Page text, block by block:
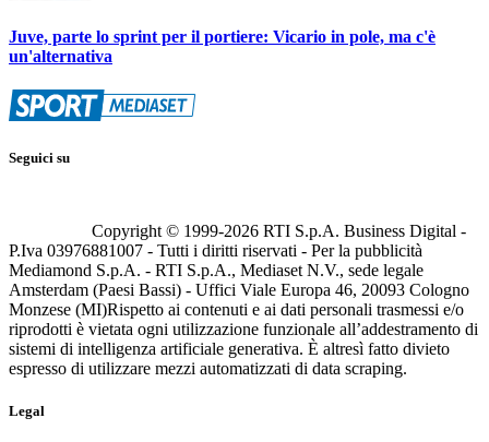
Juve, parte lo sprint per il portiere: Vicario in pole, ma c'è
un'alternativa
Seguici su
Copyright © 1999-2026 RTI S.p.A. Business Digital -
P.Iva 03976881007 - Tutti i diritti riservati - Per la pubblicità
Mediamond S.p.A. - RTI S.p.A., Mediaset N.V., sede legale
Amsterdam (Paesi Bassi) - Uffici Viale Europa 46, 20093 Cologno
Monzese (MI)Rispetto ai contenuti e ai dati personali trasmessi e/o
riprodotti è vietata ogni utilizzazione funzionale all’addestramento di
sistemi di intelligenza artificiale generativa. È altresì fatto divieto
espresso di utilizzare mezzi automatizzati di data scraping.
Legal